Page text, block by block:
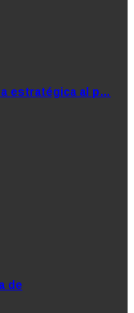
estratégica al p…
de